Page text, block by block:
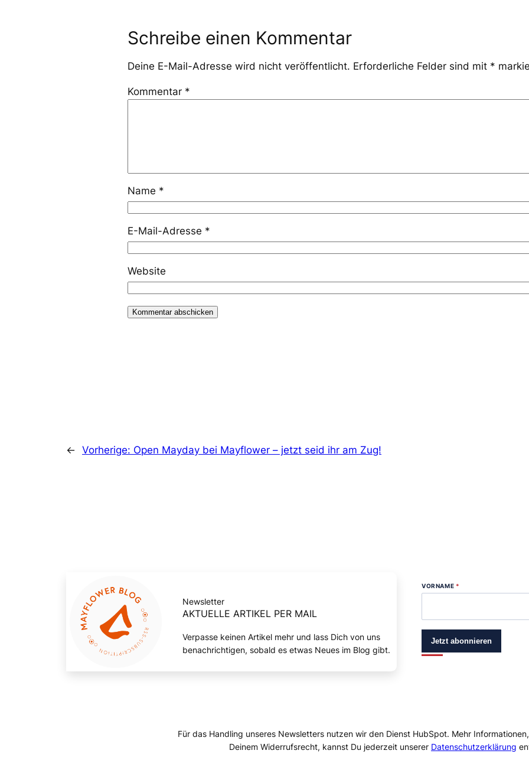
Schreibe einen Kommentar
Deine E-Mail-Adresse wird nicht veröffentlicht. Erforderliche Felder sind mit *
Kommentar *
Name *
E-Mail-Adresse *
Website
← Vorherige: Open Mayday bei Mayflower – jetzt seid ihr am Zug!
Newsletter
AKTUELLE ARTIKEL PER MAIL
Verpasse keinen Artikel mehr und lass Dich von uns
benachrichtigen, sobald es etwas Neues im Blog gibt.
VORNAME *
Jetzt abonnieren
Für das Handling unseres Newsletters nutzen wir den Dienst HubSpot. Mehr
Deinem Widerrufsrecht, kannst Du jederzeit unserer Datenschutzerklärung